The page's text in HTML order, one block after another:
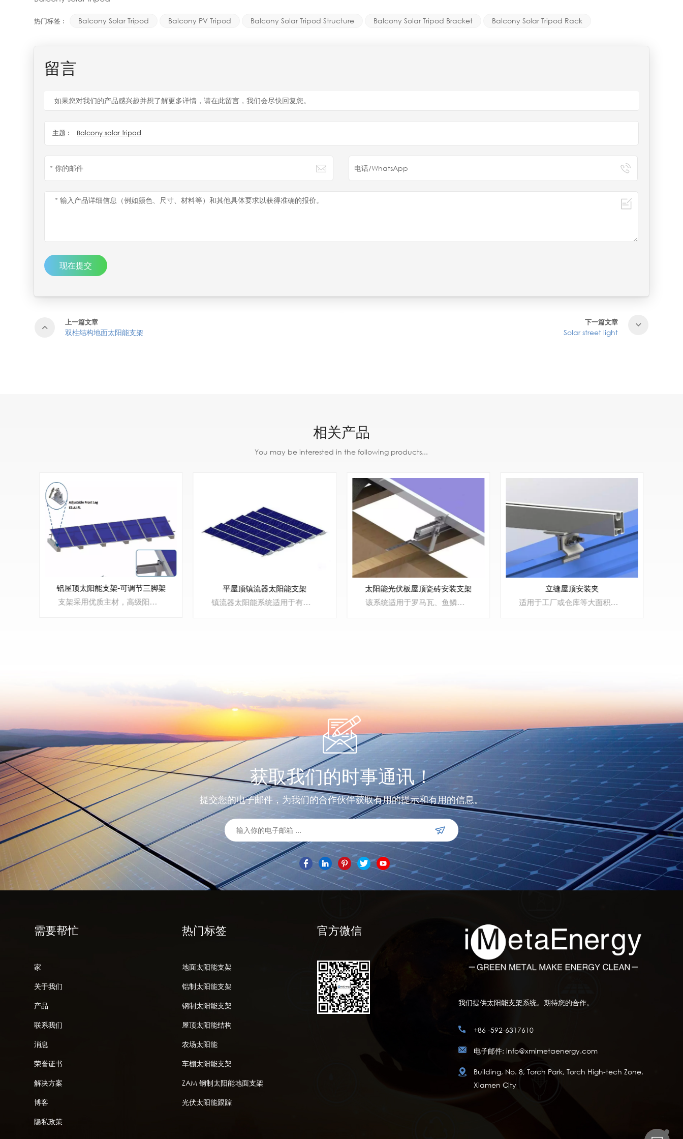
热门标签 : Balcony Solar Tripod Balcony PV Tripod Balcony Solar Tripod Structure Balcony Solar Tripod Bracket Balcony Solar Tripod Rack
留言
如果您对我们的产品感兴趣并想了解更多详情，请在此留言，我们会尽快回复您。
主题 : Balcony solar tripod
现在提交
上一篇文章
双柱结构地面太阳能支架
下一篇文章
Solar street light
相关产品
You may be interested in the following products...
铝屋顶太阳能支架-可调节三脚架
支架采用优质主材，高级阳极氧化铝AL6500-T5，表面采用12-15MIC阳极氧化处理。其优异的防腐、防锈性能保证了其30年的使用寿命。同时，铝材的轻量化特性减轻了屋顶荷载，安全可靠
平屋顶镇流器太阳能支架
镇流器太阳能系统适用于有角度的屋顶和地板，这种新型镇流器结构轻便、灵活且坚固。易于组装
了解更多
太阳能光伏板屋顶瓷砖安装支架
该系统适用于罗马瓦、鱼鳞瓦、石板瓦等类型的瓦屋顶，并可安装任意规格的太阳能电池板。采用先进的模块化设计，部件通用兼容性好，安装方便，现场无需二次加工。
立缝屋顶安装夹
适用于工厂或仓库等大面积彩钢瓦屋顶，采用特殊的导轨固定方式，安装非常灵活。先进的设计最大限度地减少了整个系统的零件数量，安装简单快捷。可用于安装任意尺寸的太阳能多晶硅组件和薄膜组件。
获取我们的时事通讯！
提交您的电子邮件，为我们的合作伙伴获取有用的提示和有用的信息。
需要帮忙
家
关于我们
产品
联系我们
消息
荣誉证书
解决方案
博客
隐私政策
热门标签
地面太阳能支架
铝制太阳能支架
钢制太阳能支架
屋顶太阳能结构
农场太阳能
车棚太阳能支架
ZAM 钢制太阳能地面支架
光伏太阳能跟踪
官方微信
我们提供太阳能支架系统。期待您的合作。
+86 -592-6317610
电子邮件: info@xmimetaenergy.com
Building, No. 8, Torch Park, Torch High-tech Zone,
Xiamen City